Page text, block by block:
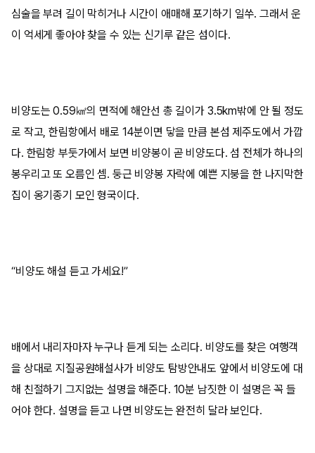
심술을 부려 길이 막히거나 시간이 애매해 포기하기 일쑤. 그래서 운
이 억세게 좋아야 찾을 수 있는 신기루 같은 섬이다.
비양도는 0.59㎢의 면적에 해안선 총 길이가 3.5km밖에 안 될 정도
로 작고, 한림항에서 배로 14분이면 닿을 만큼 본섬 제주도에서 가깝
다. 한림항 부둣가에서 보면 비양봉이 곧 비양도다. 섬 전체가 하나의
봉우리고 또 오름인 셈. 둥근 비양봉 자락에 예쁜 지붕을 한 나지막한
집이 옹기종기 모인 형국이다.
“비양도 해설 듣고 가세요!”
배에서 내리자마자 누구나 듣게 되는 소리다. 비양도를 찾은 여행객
을 상대로 지질공원해설사가 비양도 탐방안내도 앞에서 비양도에 대
해 친절하기 그지없는 설명을 해준다. 10분 남짓한 이 설명은 꼭 들
어야 한다. 설명을 듣고 나면 비양도는 완전히 달라 보인다.